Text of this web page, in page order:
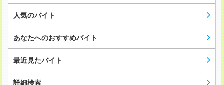
人気のバイト
あなたへのおすすめバイト
最近見たバイト
詳細検索